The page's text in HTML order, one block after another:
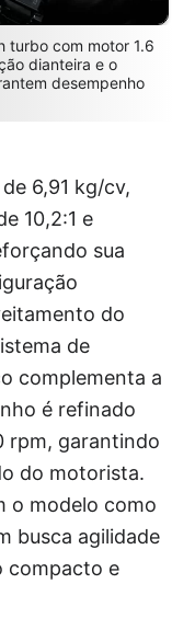
turbo com motor 1.6
dianteira e o
desempenho
6,91 kg/cv,
10,2:1 e
sua
do
de
complementa a
é refinado
rpm, garantindo
do motorista.
o modelo como
busca agilidade
compacto e